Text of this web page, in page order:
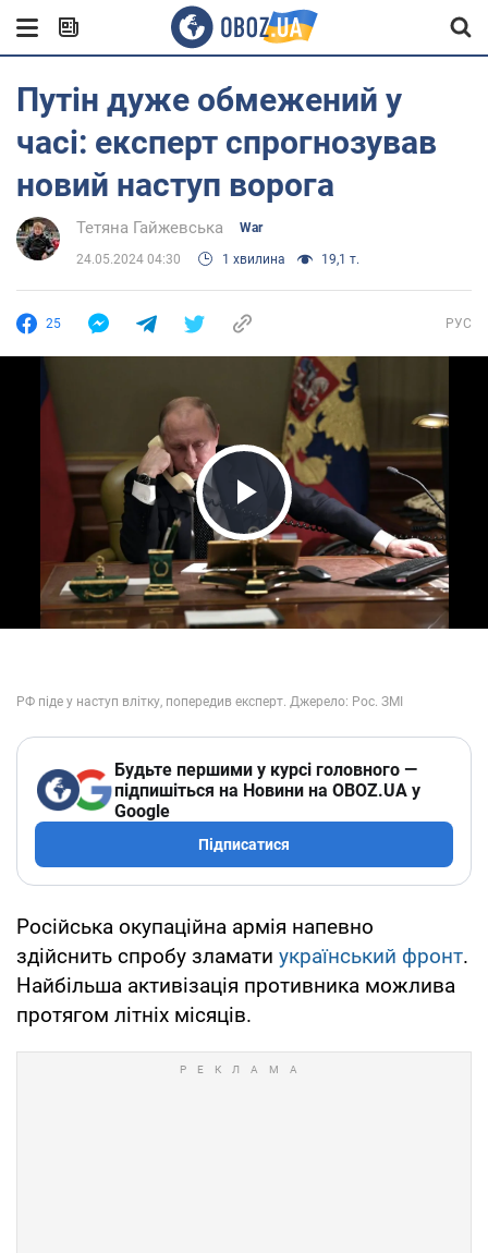
Путін дуже обмежений у
часі: експерт спрогнозував
новий наступ ворога
Тетяна Гайжевська War
24.05.2024 04:30 1 хвилина 19,1 т.
25 РУС
Play Video
Будьте першими у курсі головного —
підпишіться на Новини на OBOZ.UA у
Google
Підписатися
Російська окупаційна армія напевно
здійснить спробу зламати український фронт.
Найбільша активізація противника можлива
протягом літніх місяців.